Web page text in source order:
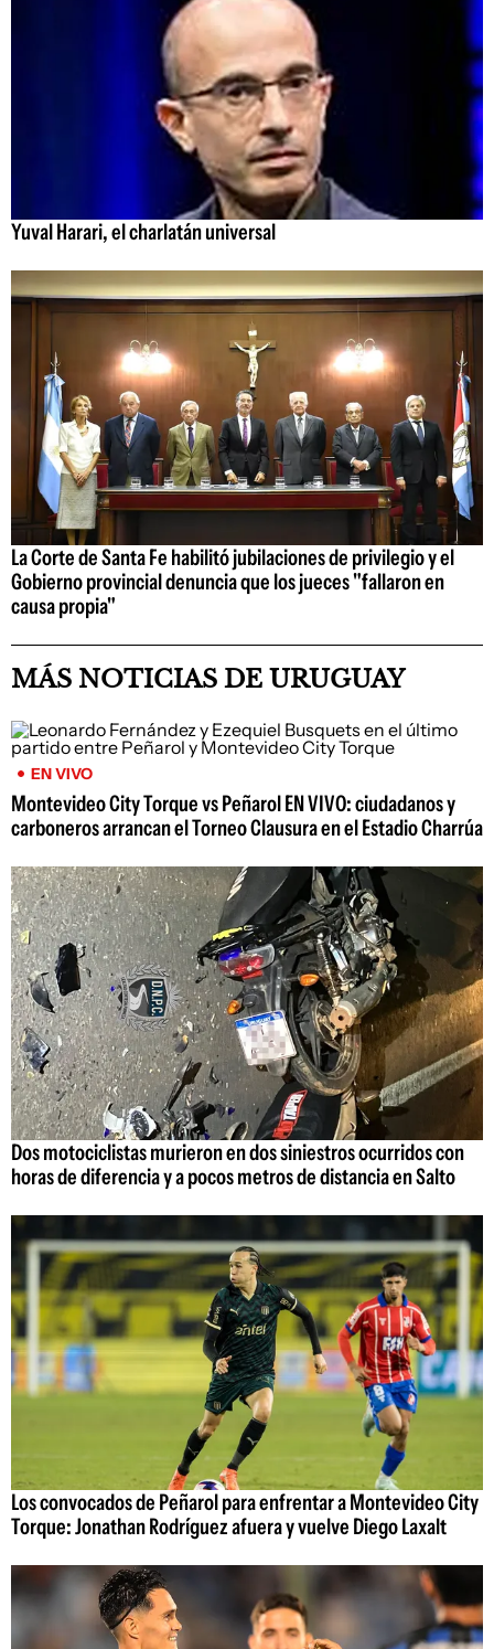
Yuval Harari, el charlatán universal
La Corte de Santa Fe habilitó jubilaciones de privilegio y el
Gobierno provincial denuncia que los jueces "fallaron en
causa propia"
MÁS NOTICIAS DE URUGUAY
EN VIVO
Montevideo City Torque vs Peñarol EN VIVO: ciudadanos y
carboneros arrancan el Torneo Clausura en el Estadio Charrúa
Dos motociclistas murieron en dos siniestros ocurridos con
horas de diferencia y a pocos metros de distancia en Salto
Los convocados de Peñarol para enfrentar a Montevideo City
Torque: Jonathan Rodríguez afuera y vuelve Diego Laxalt